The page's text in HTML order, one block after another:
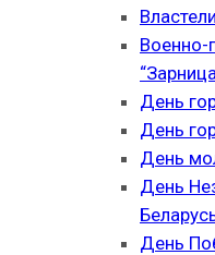
Военно-
День
День
День
День
День